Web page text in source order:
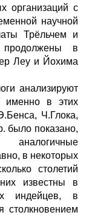
организаций с
научной
Трёльчем и
в
Леу и Йохима
анализируют
именно в этих
Ч.Глока,
было показано,
аналогичные
в некоторых
столетий
известны в
индейцев, в
столкновением